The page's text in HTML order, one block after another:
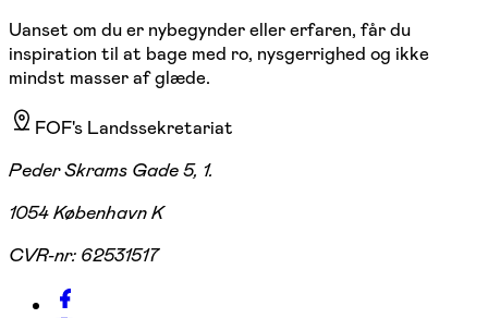
Uanset om du er nybegynder eller erfaren, får du
inspiration til at bage med ro, nysgerrighed og ikke
mindst masser af glæde.
FOF's Landssekretariat
Peder Skrams Gade 5, 1.
1054 København K
CVR-nr: 62531517